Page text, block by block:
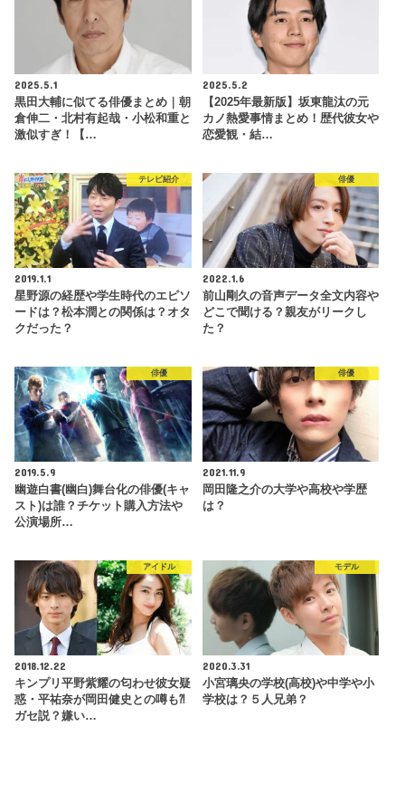
2025.5.1
黒田大輔に似てる俳優まとめ｜朝
倉伸二・北村有起哉・小松和重と
激似すぎ！【…
2025.5.2
【2025年最新版】坂東龍汰の元
カノ熱愛事情まとめ！歴代彼女や
恋愛観・結…
テレビ紹介
2019.1.1
星野源の経歴や学生時代のエピソ
ードは？松本潤との関係は？オタ
クだった？
俳優
2022.1.6
前山剛久の音声データ全文内容や
どこで聞ける？親友がリークし
た？
俳優
2019.5.9
幽遊白書(幽白)舞台化の俳優(キャ
スト)は誰？チケット購入方法や
公演場所…
俳優
2021.11.9
岡田隆之介の大学や高校や学歴
は？
アイドル
2018.12.22
キンプリ平野紫耀の匂わせ彼女疑
惑・平祐奈が岡田健史との噂も⁈
ガセ説？嫌い…
モデル
2020.3.31
小宮璃央の学校(高校)や中学や小
学校は？５人兄弟？